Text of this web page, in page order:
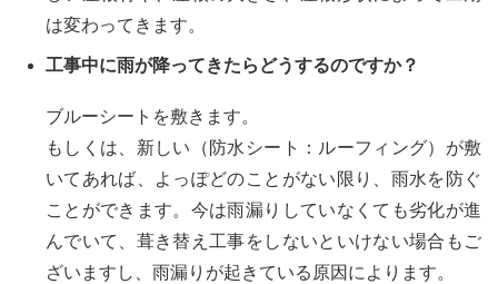
は変わってきます。
工事中に雨が降ってきたらどうするのですか？
ブルーシートを敷きます。
もしくは、新しい（防水シート：ルーフィング）が敷
いてあれば、よっぽどのことがない限り、雨水を防ぐ
ことができます。今は雨漏りしていなくても劣化が進
んでいて、葺き替え工事をしないといけない場合もご
ざいますし、雨漏りが起きている原因によります。